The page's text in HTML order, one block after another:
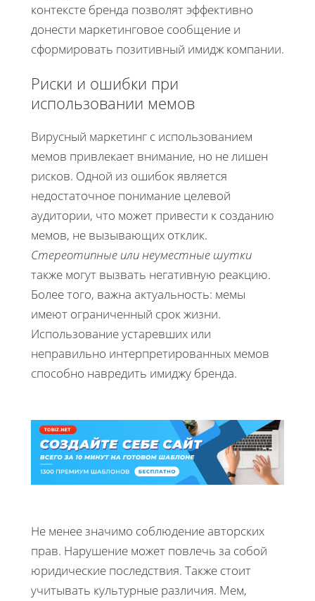
контексте бренда позволят эффективно
донести маркетинговое сообщение и
сформировать позитивный имидж компании.
Риски и ошибки при
использовании мемов
Вирусный маркетинг с использованием
мемов привлекает внимание, но не лишен
рисков. Одной из ошибок является
недостаточное понимание целевой
аудитории, что может привести к созданию
мемов, не вызывающих отклик.
Стереотипные или неуместные шутки
также могут вызвать негативную реакцию.
Более того, важна актуальность: мемы
имеют ограниченный срок жизни.
Использование устаревших или
неправильно интерпретированных мемов
способно навредить имиджу бренда.
Не менее значимо соблюдение авторских
прав. Нарушение может повлечь за собой
юридические последствия. Также стоит
учитывать культурные различия. Мем,